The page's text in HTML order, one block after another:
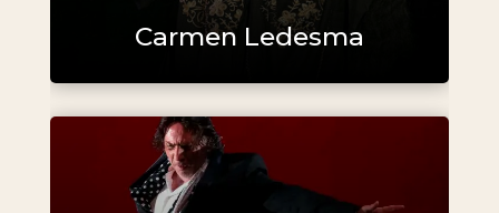
Carmen Ledesma